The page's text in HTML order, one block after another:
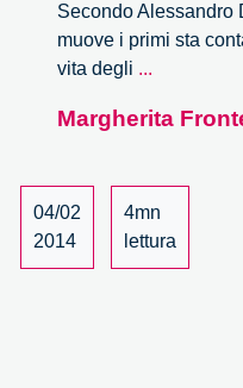
Secondo Alessandro
muove i primi sta
vita degli ...
cultura
cambia
la
biologia
Margherita
04/02
2014
4mn
lettura